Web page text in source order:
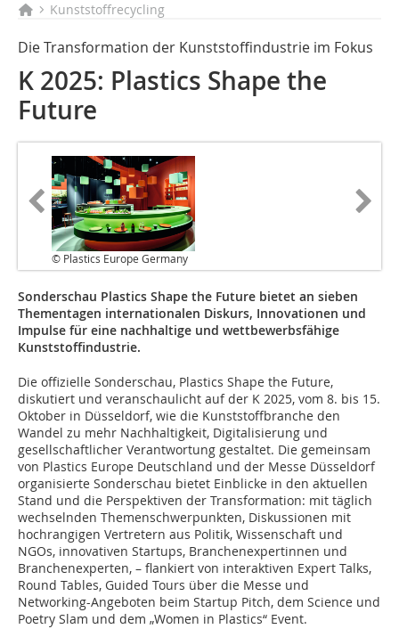
Kunststoffrecycling
Die Transformation der Kunststoffindustrie im Fokus
K 2025: Plastics Shape the
Future
© Plastics Europe Germany
Sonderschau Plastics Shape the Future bietet an sieben
Thementagen internationalen Diskurs, Innovationen und
Impulse für eine nachhaltige und wettbewerbsfähige
Kunststoffindustrie.
Die offizielle Sonderschau, Plastics Shape the Future,
diskutiert und veranschaulicht auf der K 2025, vom 8. bis 15.
Oktober in Düsseldorf, wie die Kunststoffbranche den
Wandel zu mehr Nachhaltigkeit, Digitalisierung und
gesellschaftlicher Verantwortung gestaltet. Die gemeinsam
von Plastics Europe Deutschland und der Messe Düsseldorf
organisierte Sonderschau bietet Einblicke in den aktuellen
Stand und die Perspektiven der Transformation: mit täglich
wechselnden Themenschwerpunkten, Diskussionen mit
hochrangigen Vertretern aus Politik, Wissenschaft und
NGOs, innovativen Startups, Branchenexpertinnen und
Branchenexperten, – flankiert von interaktiven Expert Talks,
Round Tables, Guided Tours über die Messe und
Networking-Angeboten beim Startup Pitch, dem Science und
Poetry Slam und dem „Women in Plastics“ Event.